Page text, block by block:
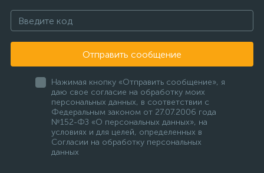
Отправить сообщение
Нажимая кнопку «Отправить сообщение», я
даю свое согласие на обработку моих
персональных данных, в соответствии с
Федеральным законом от 27.07.2006 года
№152-ФЗ «О персональных данных», на
условиях и для целей, определенных в
Согласии на обработку персональных
данных